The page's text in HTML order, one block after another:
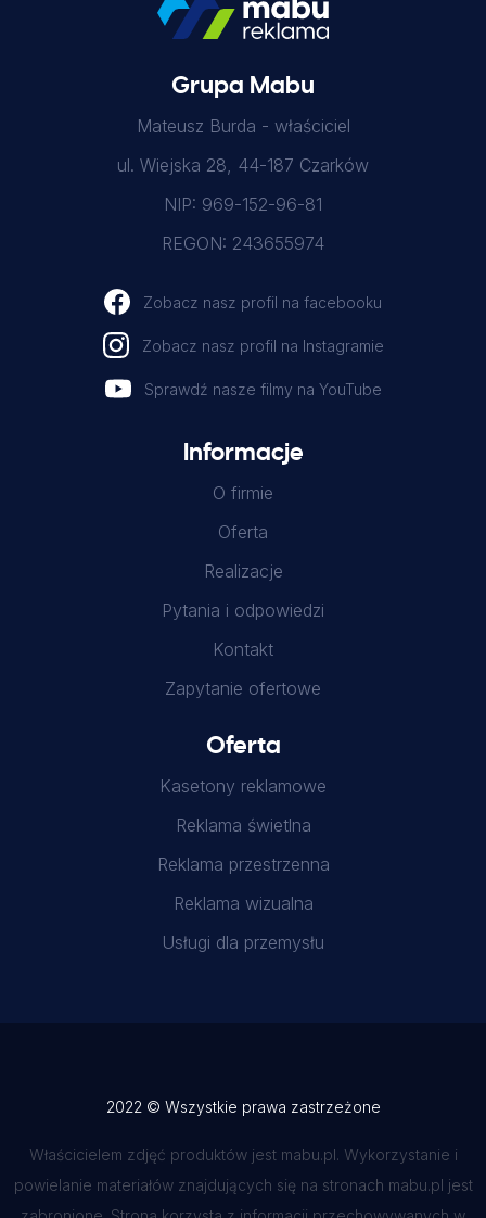
Grupa Mabu
Mateusz Burda - właściciel
ul. Wiejska 28, 44-187 Czarków
NIP: 969-152-96-81
REGON: 243655974
Zobacz nasz profil na facebooku
Zobacz nasz profil na Instagramie
Sprawdź nasze filmy na YouTube
Informacje
O firmie
Oferta
Realizacje
Pytania i odpowiedzi
Kontakt
Zapytanie ofertowe
Oferta
Kasetony reklamowe
Reklama świetlna
Reklama przestrzenna
Reklama wizualna
Usługi dla przemysłu
2022 © Wszystkie prawa zastrzeżone
Właścicielem zdjęć produktów jest mabu.pl. Wykorzystanie i
powielanie materiałów znajdujących się na stronach mabu.pl jest